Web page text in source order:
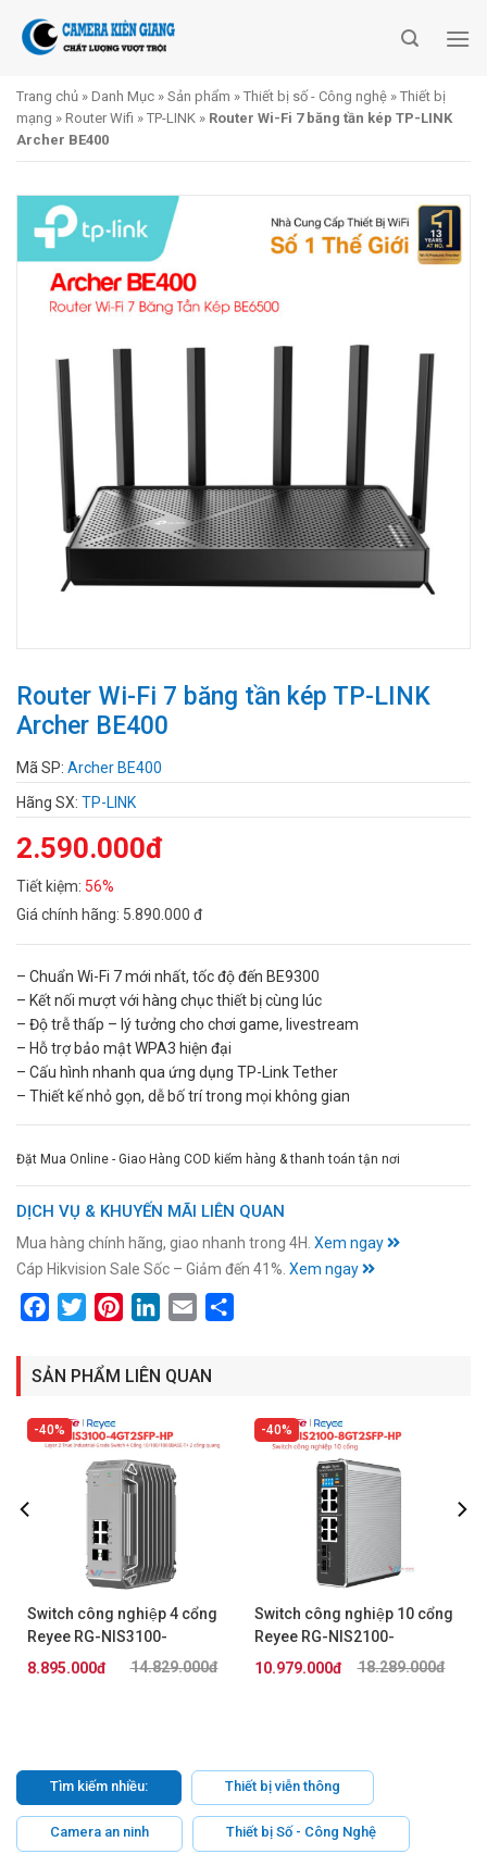
Trang chủ » Danh Mục » Sản phẩm » Thiết bị số - Công nghệ » Thiết bị
mạng » Router Wifi » TP-LINK » Router Wi-Fi 7 băng tần kép TP-LINK
Archer BE400
Router Wi-Fi 7 băng tần kép TP-LINK
Archer BE400
Mã SP: Archer BE400
Hãng SX: TP-LINK
2.590.000đ
Tiết kiệm: 56%
Giá chính hãng: 5.890.000 đ
– Chuẩn Wi-Fi 7 mới nhất, tốc độ đến BE9300
– Kết nối mượt với hàng chục thiết bị cùng lúc
– Độ trễ thấp – lý tưởng cho chơi game, livestream
– Hỗ trợ bảo mật WPA3 hiện đại
– Cấu hình nhanh qua ứng dụng TP-Link Tether
– Thiết kế nhỏ gọn, dễ bố trí trong mọi không gian
Đặt Mua Online - Giao Hàng COD kiểm hàng & thanh toán tận nơi
DỊCH VỤ & KHUYẾN MÃI LIÊN QUAN
Mua hàng chính hãng, giao nhanh trong 4H. Xem ngay
Cáp Hikvision Sale Sốc – Giảm đến 41%. Xem ngay
FacebookTwitterPinterestLinkedIn
Email
SẢN PHẨM LIÊN QUAN
40%
Switch công nghiệp 4 cổng
Reyee RG-NIS3100-
4GT2SFP-HP
14.829.000đ
8.895.000đ
40%
Switch công nghiệp 10 cổng
Reyee RG-NIS2100-
8GT2SFP-HP
18.289.000đ
10.979.000đ
Tìm kiếm nhiều: Thiết bị viễn thông
Camera an ninh Thiết bị Số - Công Nghệ